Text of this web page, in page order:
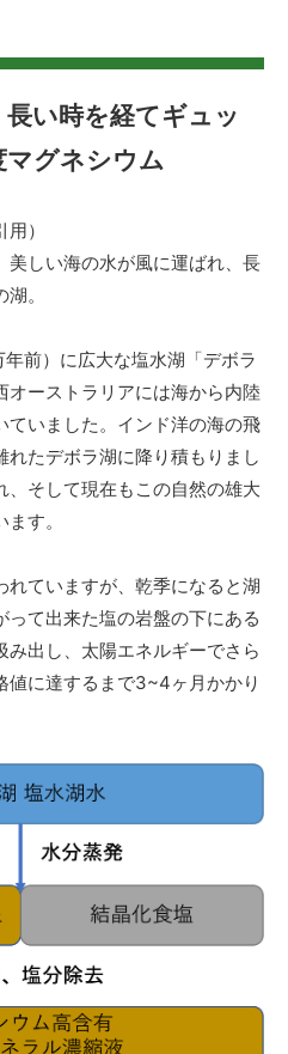
い時を経てギュッ
マグネシウム
）
しい海の水が風に運ばれ、長
。
前）に広大な塩水湖「デボラ
オーストラリアには海から内陸
ていました。インド洋の海の飛
たデボラ湖に降り積もりまし
、そして現在もこの自然の雄大
す。
ていますが、乾季になると湖
て出来た塩の岩盤の下にある
出し、太陽エネルギーでさら
値に達するまで3~4ヶ月かかり